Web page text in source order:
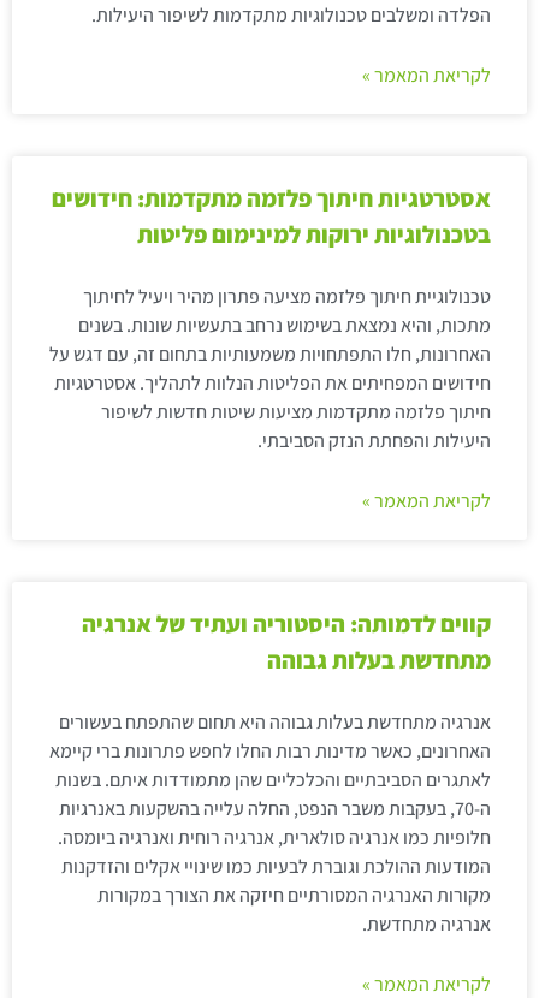
הפלדה ומשלבים טכנולוגיות מתקדמות לשיפור היעילות.
לקריאת המאמר »
אסטרטגיות חיתוך פלזמה מתקדמות: חידושים
בטכנולוגיות ירוקות למינימום פליטות
טכנולוגיית חיתוך פלזמה מציעה פתרון מהיר ויעיל לחיתוך
מתכות, והיא נמצאת בשימוש נרחב בתעשיות שונות. בשנים
האחרונות, חלו התפתחויות משמעותיות בתחום זה, עם דגש על
חידושים המפחיתים את הפליטות הנלוות לתהליך. אסטרטגיות
חיתוך פלזמה מתקדמות מציעות שיטות חדשות לשיפור
היעילות והפחתת הנזק הסביבתי.
לקריאת המאמר »
קווים לדמותה: היסטוריה ועתיד של אנרגיה
מתחדשת בעלות גבוהה
אנרגיה מתחדשת בעלות גבוהה היא תחום שהתפתח בעשורים
האחרונים, כאשר מדינות רבות החלו לחפש פתרונות ברי קיימא
לאתגרים הסביבתיים והכלכליים שהן מתמודדות איתם. בשנות
ה-70, בעקבות משבר הנפט, החלה עלייה בהשקעות באנרגיות
חלופיות כמו אנרגיה סולארית, אנרגיה רוחית ואנרגיה ביומסה.
המודעות ההולכת וגוברת לבעיות כמו שינויי אקלים והזדקנות
מקורות האנרגיה המסורתיים חיזקה את הצורך במקורות
אנרגיה מתחדשת.
לקריאת המאמר »